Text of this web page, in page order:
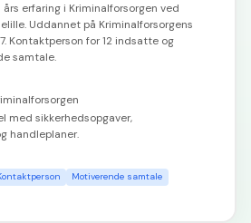
erfaring i Kriminalforsorgen ved
Uddannet på Kriminalforsorgens
Kontaktperson for 12 indsatte og
samtale.
med sikkerhedsopgaver,
handleplaner.
Motiverende samtale